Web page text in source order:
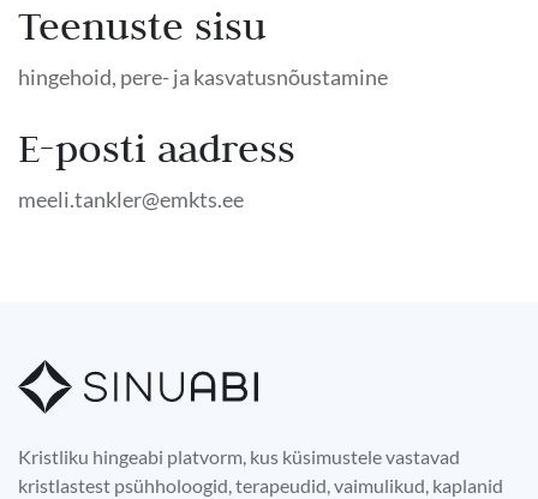
Teenuste sisu
hingehoid, pere- ja kasvatusnõustamine
E-posti aadress
meeli.tankler@emkts.ee
Kristliku hingeabi platvorm, kus küsimustele vastavad
kristlastest psühholoogid, terapeudid, vaimulikud, kaplanid